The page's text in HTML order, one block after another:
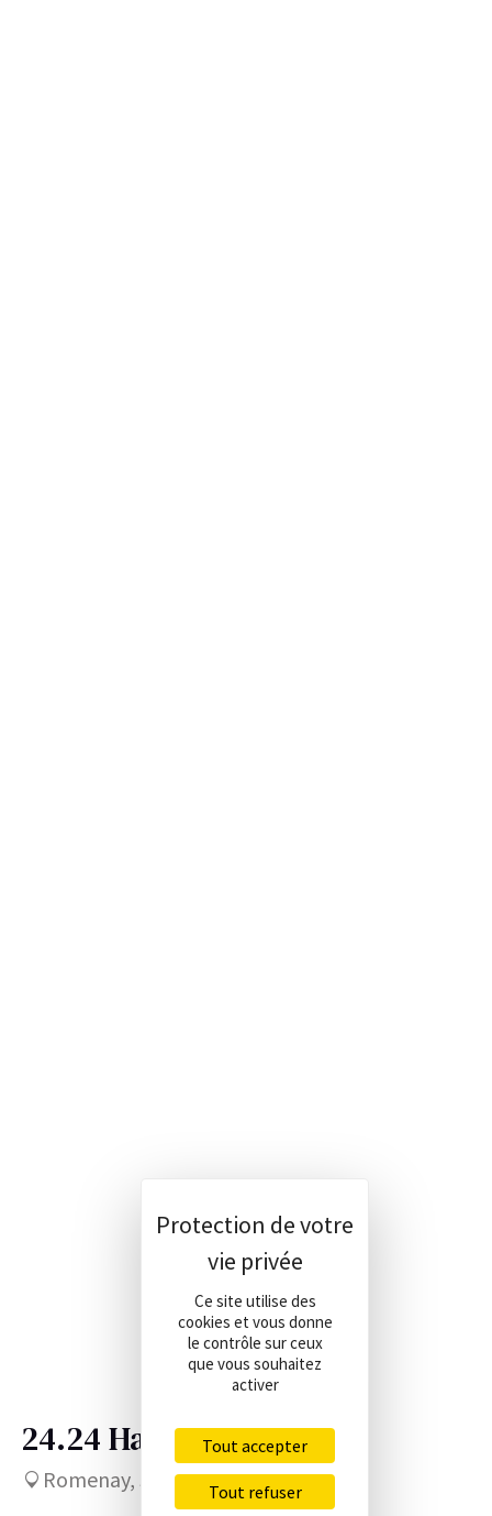
24.24 Ha 255 000 €
Romenay, Saône-et-Loire (71)
Ce site utilise des
cookies et vous donne
le contrôle sur ceux
que vous souhaitez
activer
Tout accepter
Tout refuser